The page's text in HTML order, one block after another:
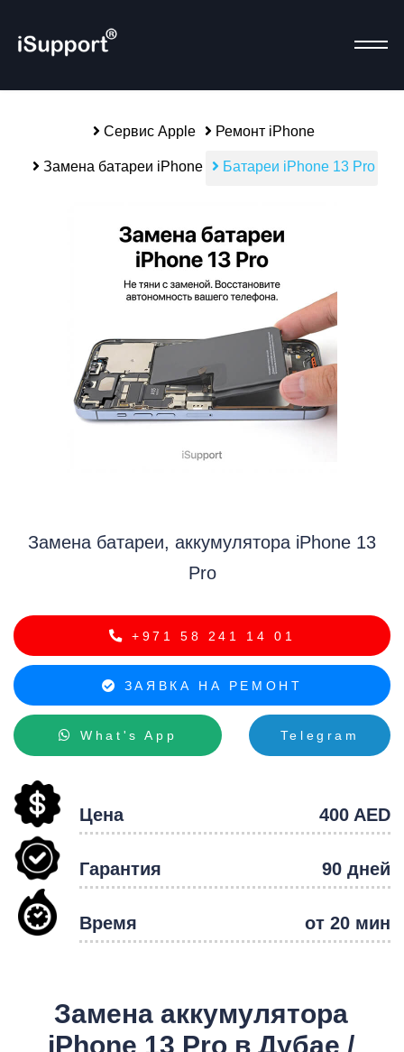
Сервис Apple Ремонт iPhone
Замена батареи iPhone Батареи iPhone 13 Pro
Замена батареи, аккумулятора iPhone 13
Pro
+971 58 241 14 01
ЗАЯВКА НА РЕМОНТ
What's App Telegram
Цена 400 AED
Гарантия 90 дней
Время от 20 мин
Замена аккумулятора
iPhone 13 Pro в Дубае /